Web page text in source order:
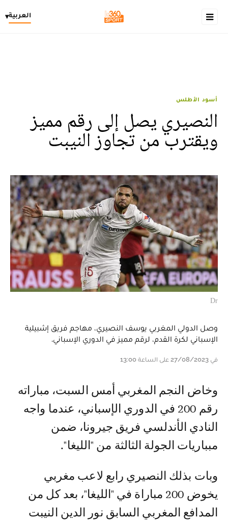
العربية▾
أسود الأطلس
النصيري يصل إلى رقم مميز
ويقترب من تجاوز النيبت
Dr
وصل الدولي المغربي يوسف النصيري، مهاجم فريق إشبيلية
الإسباني لكرة القدم، لرقم مميز في الدوري الإسباني.
في 27/08/2023 على الساعة 13:00
وخاض النجم المغربي أمس السبت، مباراته
رقم 200 في الدوري الإسباني، عندما واجه
النادي الأندلسي فريق جيرونا، ضمن
مبباريات الجولة الثالثة من "الليغا".
وبات بذلك النصيري رابع لاعب مغربي
يخوض 200 مباراة في "الليغا"، بعد كل من
المدافع المغربي السابق نور الدين النيبت